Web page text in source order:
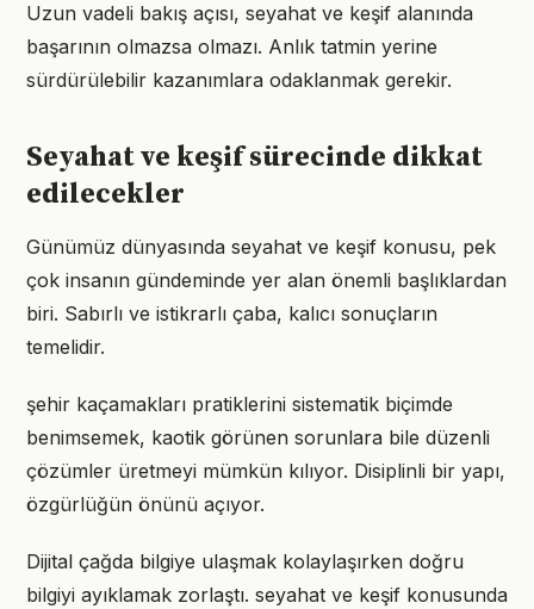
Uzun vadeli bakış açısı, seyahat ve keşif alanında
başarının olmazsa olmazı. Anlık tatmin yerine
sürdürülebilir kazanımlara odaklanmak gerekir.
Seyahat ve keşif sürecinde dikkat
edilecekler
Günümüz dünyasında seyahat ve keşif konusu, pek
çok insanın gündeminde yer alan önemli başlıklardan
biri. Sabırlı ve istikrarlı çaba, kalıcı sonuçların
temelidir.
şehir kaçamakları pratiklerini sistematik biçimde
benimsemek, kaotik görünen sorunlara bile düzenli
çözümler üretmeyi mümkün kılıyor. Disiplinli bir yapı,
özgürlüğün önünü açıyor.
Dijital çağda bilgiye ulaşmak kolaylaşırken doğru
bilgiyi ayıklamak zorlaştı. seyahat ve keşif konusunda